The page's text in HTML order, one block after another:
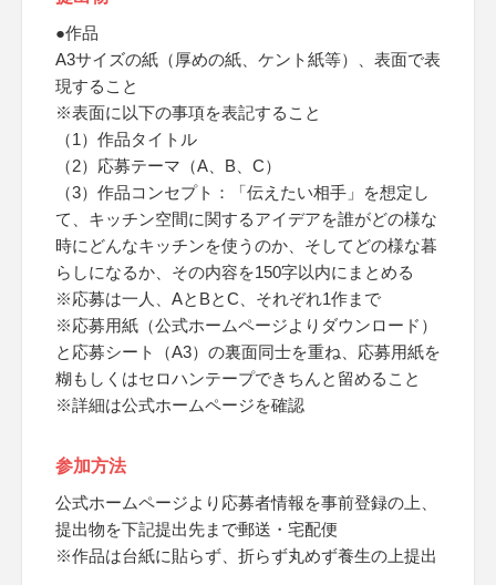
●作品
A3サイズの紙（厚めの紙、ケント紙等）、表面で表
現すること
※表面に以下の事項を表記すること
（1）作品タイトル
（2）応募テーマ（A、B、C）
（3）作品コンセプト：「伝えたい相手」を想定し
て、キッチン空間に関するアイデアを誰がどの様な
時にどんなキッチンを使うのか、そしてどの様な暮
らしになるか、その内容を150字以内にまとめる
※応募は一人、AとBとC、それぞれ1作まで
※応募用紙（公式ホームページよりダウンロード）
と応募シート（A3）の裏面同士を重ね、応募用紙を
糊もしくはセロハンテープできちんと留めること
※詳細は公式ホームページを確認
参加方法
公式ホームページより応募者情報を事前登録の上、
提出物を下記提出先まで郵送・宅配便
※作品は台紙に貼らず、折らず丸めず養生の上提出